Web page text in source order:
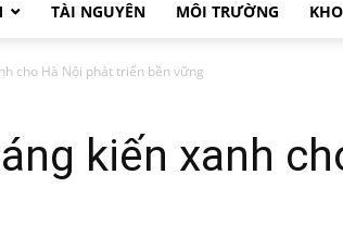
TÀI NGUYÊN MÔI TRƯỜNG
cho Hà Nội phát triển bền vững
kiến xanh